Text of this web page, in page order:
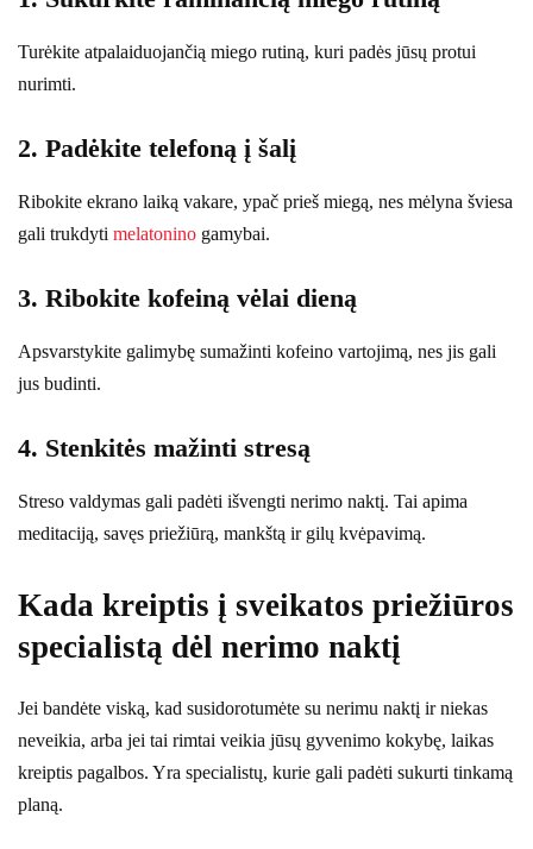
Turėkite atpalaiduojančią miego rutiną, kuri padės jūsų protui
nurimti.
2. Padėkite telefoną į šalį
Ribokite ekrano laiką vakare, ypač prieš miegą, nes mėlyna šviesa
gali trukdyti melatonino gamybai.
3. Ribokite kofeiną vėlai dieną
Apsvarstykite galimybę sumažinti kofeino vartojimą, nes jis gali
jus budinti.
4. Stenkitės mažinti stresą
Streso valdymas gali padėti išvengti nerimo naktį. Tai apima
meditaciją, savęs priežiūrą, mankštą ir gilų kvėpavimą.
Kada kreiptis į sveikatos priežiūros
specialistą dėl nerimo naktį
Jei bandėte viską, kad susidorotumėte su nerimu naktį ir niekas
neveikia, arba jei tai rimtai veikia jūsų gyvenimo kokybę, laikas
kreiptis pagalbos. Yra specialistų, kurie gali padėti sukurti tinkamą
planą.